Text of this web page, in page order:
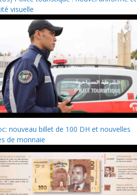
visuelle
nouveau billet de 100 DH et nouvelles
de monnaie